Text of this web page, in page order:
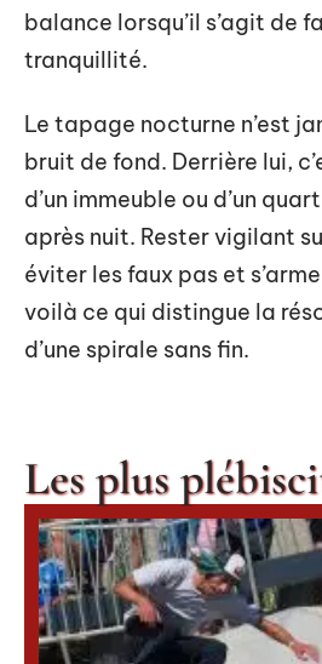
balance lorsqu’il s’agit de
tranquillité.
Le tapage nocturne n’est
bruit de fond. Derrière lui,
d’un immeuble ou d’un
après nuit. Rester vigilant
éviter les faux pas et
voilà ce qui distingue la
d’une spirale sans fin.
Les plus